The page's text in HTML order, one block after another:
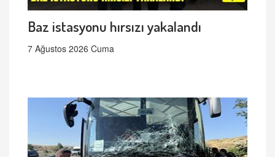
Baz istasyonu hırsızı yakalandı
7 Ağustos 2026 Cuma